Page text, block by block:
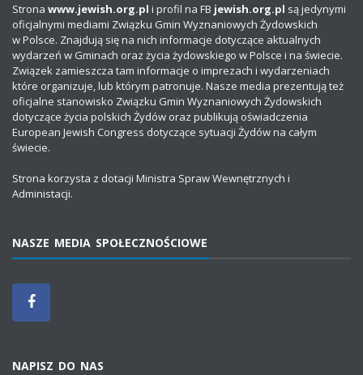
Strona www.jewish.org.pl i profil na FB jewish.org.pl są jedynymi
oficjalnymi mediami Związku Gmin Wyznaniowych Żydowskich
w Polsce. Znajdują się na nich informacje dotyczące aktualnych
wydarzeń w Gminach oraz życia żydowskiego w Polsce i na świecie.
Związek zamieszcza tam informacje o imprezach i wydarzeniach
które organizuje, lub którym patronuje. Nasze media prezentują też
oficjalne stanowisko Związku Gmin Wyznaniowych Żydowskich
dotyczące życia polskich Żydów oraz publikują oświadczenia
European Jewish Congress dotyczące sytuacji Żydów na całym
świecie.
Strona korzysta z dotacji Ministra Spraw Wewnętrznych i
Administacji.
NASZE MEDIA SPOŁECZNOŚCIOWE
NAPISZ DO NAS